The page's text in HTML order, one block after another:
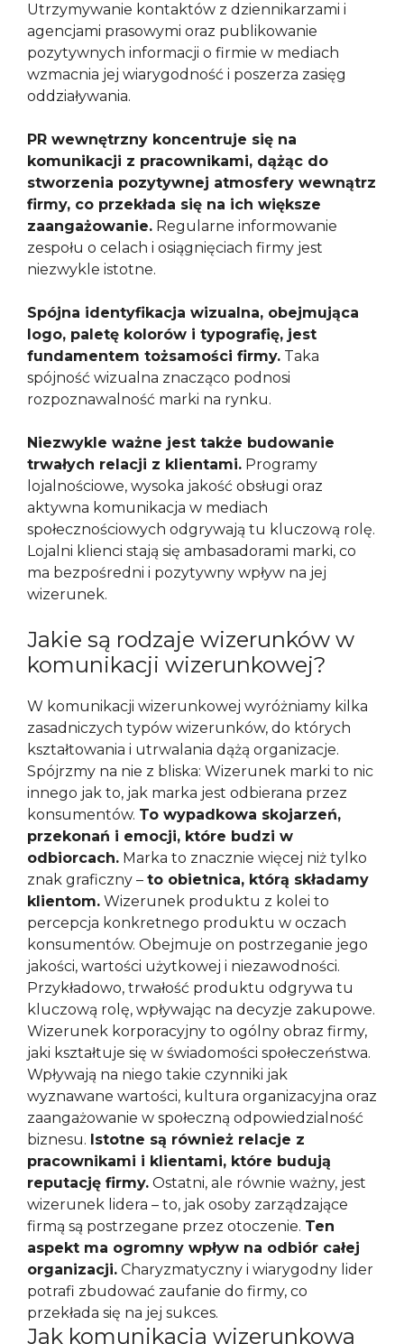
Utrzymywanie kontaktów z dziennikarzami i
agencjami prasowymi oraz publikowanie
pozytywnych informacji o firmie w mediach
wzmacnia jej wiarygodność i poszerza zasięg
oddziaływania.
PR wewnętrzny koncentruje się na
komunikacji z pracownikami, dążąc do
stworzenia pozytywnej atmosfery wewnątrz
firmy, co przekłada się na ich większe
zaangażowanie. Regularne informowanie
zespołu o celach i osiągnięciach firmy jest
niezwykle istotne.
Spójna identyfikacja wizualna, obejmująca
logo, paletę kolorów i typografię, jest
fundamentem tożsamości firmy. Taka
spójność wizualna znacząco podnosi
rozpoznawalność marki na rynku.
Niezwykle ważne jest także budowanie
trwałych relacji z klientami. Programy
lojalnościowe, wysoka jakość obsługi oraz
aktywna komunikacja w mediach
społecznościowych odgrywają tu kluczową rolę.
Lojalni klienci stają się ambasadorami marki, co
ma bezpośredni i pozytywny wpływ na jej
wizerunek.
Jakie są rodzaje wizerunków w
komunikacji wizerunkowej?
W komunikacji wizerunkowej wyróżniamy kilka
zasadniczych typów wizerunków, do których
kształtowania i utrwalania dążą organizacje.
Spójrzmy na nie z bliska: Wizerunek marki to nic
innego jak to, jak marka jest odbierana przez
konsumentów. To wypadkowa skojarzeń,
przekonań i emocji, które budzi w
odbiorcach. Marka to znacznie więcej niż tylko
znak graficzny – to obietnica, którą składamy
klientom. Wizerunek produktu z kolei to
percepcja konkretnego produktu w oczach
konsumentów. Obejmuje on postrzeganie jego
jakości, wartości użytkowej i niezawodności.
Przykładowo, trwałość produktu odgrywa tu
kluczową rolę, wpływając na decyzje zakupowe.
Wizerunek korporacyjny to ogólny obraz firmy,
jaki kształtuje się w świadomości społeczeństwa.
Wpływają na niego takie czynniki jak
wyznawane wartości, kultura organizacyjna oraz
zaangażowanie w społeczną odpowiedzialność
biznesu. Istotne są również relacje z
pracownikami i klientami, które budują
reputację firmy. Ostatni, ale równie ważny, jest
wizerunek lidera – to, jak osoby zarządzające
firmą są postrzegane przez otoczenie. Ten
aspekt ma ogromny wpływ na odbiór całej
organizacji. Charyzmatyczny i wiarygodny lider
potrafi zbudować zaufanie do firmy, co
przekłada się na jej sukces.
Jak komunikacja wizerunkowa